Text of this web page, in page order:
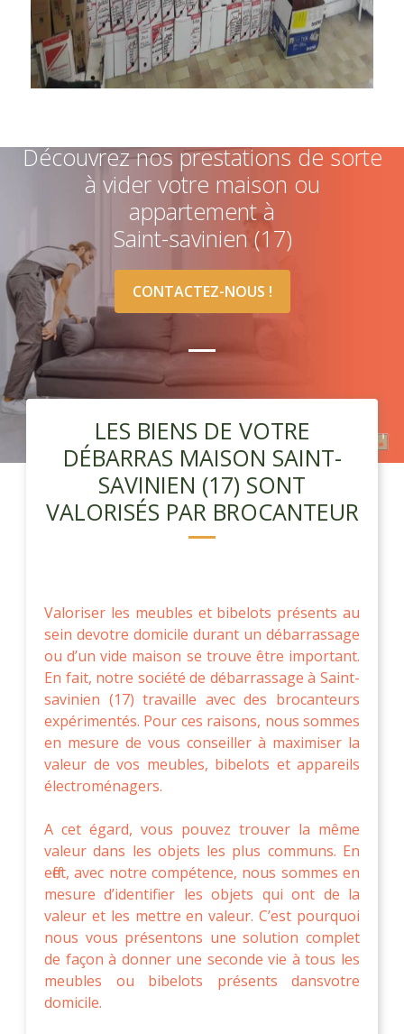
Découvrez nos prestations de sorte
à vider votre maison ou
appartement à
Saint-savinien (17)
CONTACTEZ-NOUS !
LES BIENS DE VOTRE
DÉBARRAS MAISON SAINT-
SAVINIEN (17) SONT
VALORISÉS PAR BROCANTEUR
Valoriser les meubles et bibelots présents au
sein devotre domicile durant un débarrassage
ou d’un vide maison se trouve être important.
En fait, notre société de débarrassage à Saint-
savinien (17) travaille avec des brocanteurs
expérimentés. Pour ces raisons, nous sommes
en mesure de vous conseiller à maximiser la
valeur de vos meubles, bibelots et appareils
électroménagers.
A cet égard, vous pouvez trouver la même
valeur dans les objets les plus communs. En
effet, avec notre compétence, nous sommes en
mesure d’identifier les objets qui ont de la
valeur et les mettre en valeur. C’est pourquoi
nous vous présentons une solution complet
de façon à donner une seconde vie à tous les
meubles ou bibelots présents dansvotre
domicile.